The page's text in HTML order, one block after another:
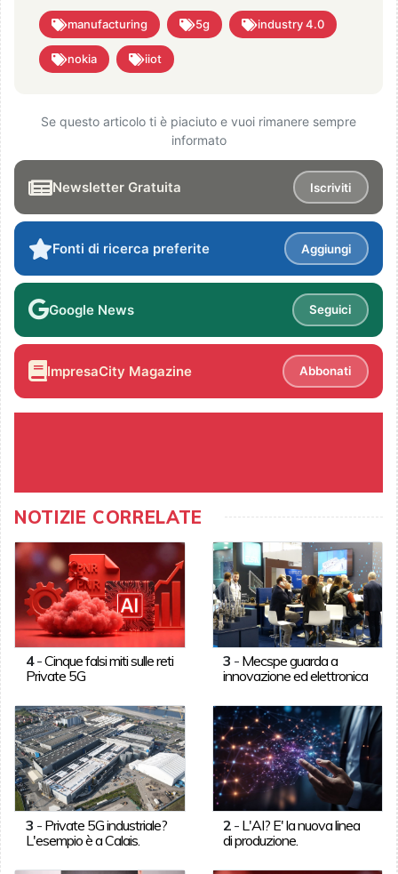
manufacturing 5g industry 4.0
nokia iiot
Se questo articolo ti è piaciuto e vuoi rimanere sempre
informato
Newsletter Gratuita Iscriviti
Fonti di ricerca preferite Aggiungi
Google News Seguici
ImpresaCity Magazine Abbonati
NOTIZIE CORRELATE
4-Cinque falsi miti sulle reti
Private 5G
3 - Mecspe guarda a
innovazione ed elettronica
3 - Private 5G industriale?
L'esempio è a Calais.
2 - L'AI? E' la nuova linea
di produzione.